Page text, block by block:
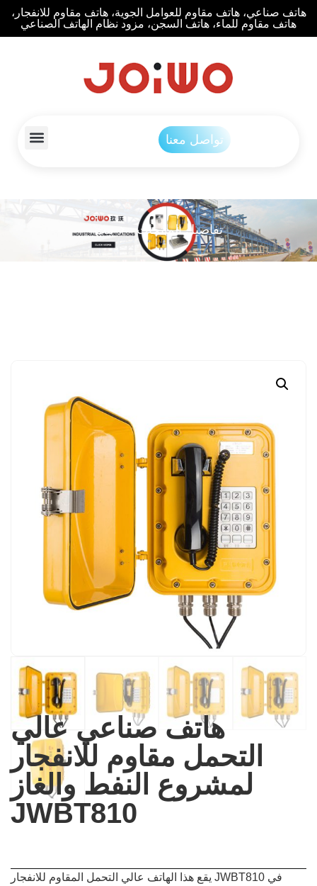
هاتف صناعي، هاتف مقاوم للعوامل الجوية، هاتف مقاوم للانفجار،
هاتف مقاوم للماء، هاتف السجن، مزود نظام الهاتف الصناعي
تواصل معنا
بيت تفاصيل المنتجات
هاتف صناعي عالي
التحمل مقاوم للانفجار
لمشروع النفط والغاز
JWBT810
يقع هذا الهاتف عالي التحمل المقاوم للانفجار JWBT810 في